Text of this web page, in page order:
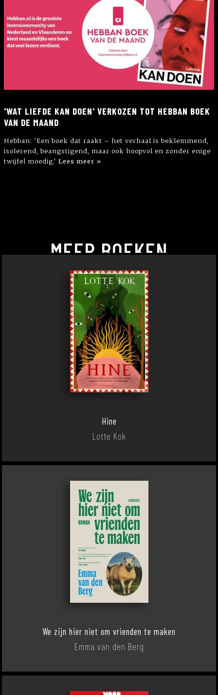
'WAT LIEFDE KAN DOEN' VERKOZEN TOT HEBBAN BOEK
VAN DE MAAND
Hebban: 'Een boek dat raakt – het verhaal is beklemmend,
isolerend, beangstigend, maar ook hoopvol en zonder enige
twijfel moedig.' Lees meer »
MEER BOEKEN
Hine
Lotte Kok
We zijn hier niet om vrienden te maken
Emma van den Berg